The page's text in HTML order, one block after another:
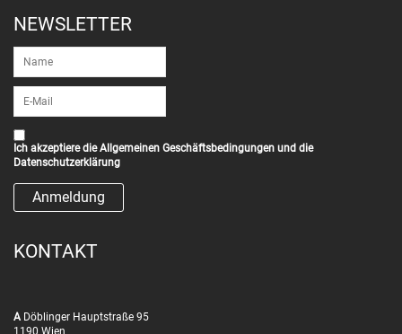
NEWSLETTER
Ich akzeptiere dieAllgemeinen Geschäftsbedingungen und die
Datenschutzerklärung
KONTAKT
A Döblinger Hauptstraße 95
1190 Wien